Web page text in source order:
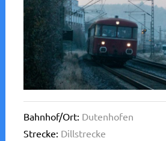
Bahnhof/Ort: Dutenhofen
Strecke: Dillstrecke